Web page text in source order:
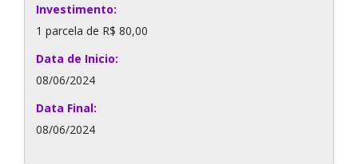
Investimento:
1 parcela de R$ 80,00
Data de Inicio:
08/06/2024
Data Final:
08/06/2024